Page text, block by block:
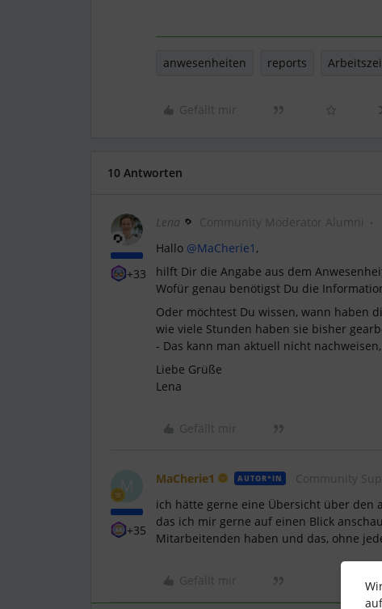
anwesenheiten reports
Gefällt mir
10 Antworten
+33
Lena Community Moderator Alumni
Hallo @MaCherie1 ,
hilft Dir die Angabe aus dem
Wofür genau benötigst Du die
Oder möchtest Du wissen, wann haben
wie viele Stunden haben sie bisher
- Das kann man aktuell nicht
Liebe Grüße
Lena
Gefällt mir
M
+35
MaCherie1 AUTOR*IN Community
ich hätte gerne eine Übersicht über den
das ich mir gerne auf einen Blick
Mitarbeitenden haben und das, ohne
Gefällt mir